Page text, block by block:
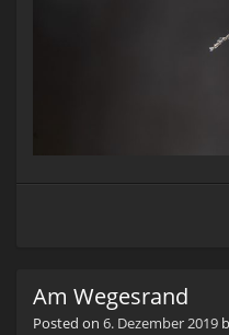
Am Wegesrand
Posted on 6. Dezember 2019